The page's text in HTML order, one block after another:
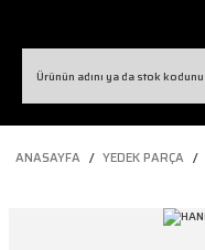
ANASAYFA YEDEK PARÇA